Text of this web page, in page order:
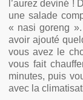
l’aurez deviné !
une salade
« nasi goreng
avoir ajouté
vous avez le
vous fait
minutes, puis
avec la